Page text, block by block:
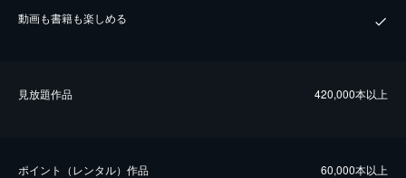
動画も書籍も楽しめる
⾒放題作品 420,000本以上
ポイント（レンタル）作品 60,000本以上